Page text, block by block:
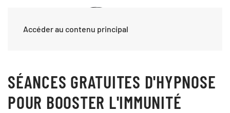
Accéder au contenu principal
SÉANCES GRATUITES D'HYPNOSE
POUR BOOSTER L'IMMUNITÉ